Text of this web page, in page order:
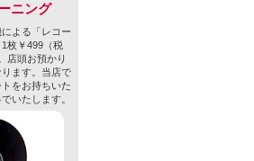
ニング
よる「レコー
枚￥499（税
店頭お預かり
ます。当店で
をお持ちいた
いたします。